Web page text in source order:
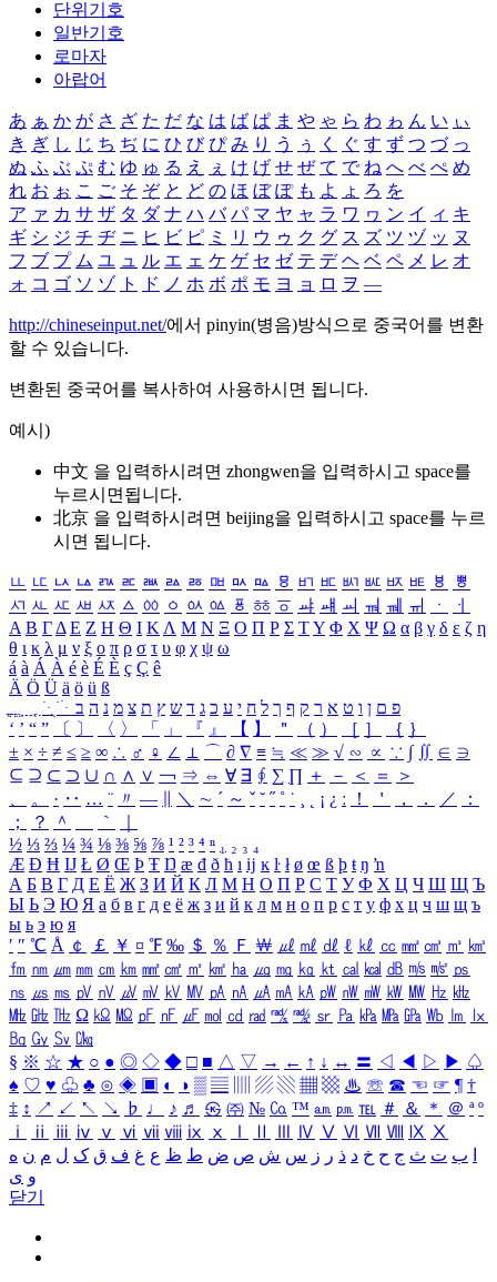
단위기호
일반기호
로마자
아랍어
あ ぁ か が さ ざ た だ な は ば ぱ ま や ゃ ら わ ゎ ん い ぃ
き ぎ し じ ち ぢ に ひ び ぴ み り う ぅ く ぐ す ず つ づ っ
ぬ ふ ぶ ぷ む ゆ ゅ る え ぇ け げ せ ぜ て で ね へ べ ぺ め
れ お ぉ こ ご そ ぞ と ど の ほ ぼ ぽ も よ ょ ろ を
ア ァ カ サ ザ タ ダ ナ ハ バ パ マ ヤ ャ ラ ワ ヮ ン イ ィ キ
ギ シ ジ チ ヂ ニ ヒ ビ ピ ミ リ ウ ゥ ク グ ス ズ ツ ヅ ッ ヌ
フ ブ プ ム ユ ュ ル エ ェ ケ ゲ セ ゼ テ デ ヘ ベ ペ メ レ オ
ォ コ ゴ ソ ゾ ト ド ノ ホ ボ ポ モ ヨ ョ ロ ヲ ―
http://chineseinput.net/에서 pinyin(병음)방식으로 중국어를 변환
할 수 있습니다.
변환된 중국어를 복사하여 사용하시면 됩니다.
예시)
中文 을 입력하시려면 zhongwen을 입력하시고 space를
누르시면됩니다.
北京 을 입력하시려면 beijing을 입력하시고 space를 누르
시면 됩니다.
ㅥ ㅦ ㅧ ㅨ ㅩ ㅪ ㅫ ㅬ ㅭ ㅮ ㅯ ㅰ ㅱ ㅲ ㅳ ㅴ ㅵ ㅶ ㅷ ㅸ
ㅹ
ㅺ ㅻ ㅼ ㅽ ㅾ ㅿ ㆀ ㆁ ㆂ ㆃ ㆄ ㆅ ㆆ ㆇ ㆈ ㆉ ㆊ ㆋ ㆌ ㆍ
ㆎ
Α Β ΓΔ Ε Ζ Η Θ Ι ΚΛ Μ Ν Ξ Ο Π Ρ Σ ΤΥ Φ Χ Ψ Ω α β γ δ ε ζ η
θ ι κ λ μ ν ξ ο π ρ σ τ υ φ χ ψ ω
á à Á À é è É È ç Ç ê
Ä Ö Ü ä ö ü ß
ִֶֹ ֻּ ׁׂ פ ם ן ו ט א ר ק ף ך ל ח י ע כ ג ד ש ץ ת צ מ נ ה ב
‘ ’ “ ” 〔 〕 〈 〉 「 」 『 』 【 】 ＂ （ ） ［ ］ ｛ ｝
± × ÷ ≠ ≤ ≥ ∞ ∴ ♂ ♀ ∠ ⊥ ⌒ ∂ ∇ ≡ ≒ ≪ ≫ √ ∽ ∝ ∵ ∫ ∬ ∈ ∋
⊆ ⊇ ⊂ ⊃ ∪ ∩ ∧ ∨ ￢ ⇒ ⇔ ∀ ∃ ∮ ∑ ∏ ＋ － ＜ ＝
＞
、
。 · ‥ … ¨ 〃 ― ＼ ∼ ´ ～ ˇ ˘ ˝ ˚ ˙ ¸ ¡ ¿ ː ！ ＇ ， ． ／
：
；
？ ＾ ｀
½ ⅓ ⅔ ¼ ¾ ⅛ ⅜ ⅝ ⅞ ¹ ² ³ ⁴ ⁿ ₁ ₂ ₃ ₄
Æ Ð Ħ Ĳ Ł Ø Œ Þ Ŧ Ŋ æ đ ð ħ ı ĳ ĸ ŀ ł ø œ ß þ ŧ ŋ ŉ
А Б В Г Д Е Ё Ж З И Й К Л М Н О П Р С Т У Ф Х Ц Ч Ш Щ Ъ
Ы Ь Э Ю Я а б в г д е ё ж з и й к л м н о п р с т у ф х ц ч ш щ ъ
ы ь э ю я
′ ″ ℃ Å ￠ ￡ ￥ ¤ ℉ ‰ ＄ ％ Ｆ ￦ ㎕ ㎖ ㎗ ℓ ㎘ ㏄ ㎣ ㎤ ㎥ ㎦
㎙ ㎚ ㎛ ㎜ ㎝ ㎞ ㎟ ㎠ ㎡ ㎢ ㏊ ㎍ ㎎ ㎏ ㏏ ㎈ ㎉ ㏈ ㎧ ㎨ ㎰
㎱ ㎲ ㎳ ㎴ ㎵ ㎶ ㎷ ㎸ ㎹ ㎀ ㎁ ㎂ ㎃ ㎄ ㎺ ㎻ ㎽ ㎾ ㎿ ㎐ ㎑
㎒ ㎓ ㎔ Ω ㏀ ㏁ ㎊ ㎋ ㎌ ㏖ ㏅ ㎭ ㎮ ㎯ ㏛ ㎩ ㎪ ㎫ ㎬ ㏝ ㏐
㏓
㏃ ㏉ ㏜ ㏆
§ ※ ☆ ★ ○ ● ◎ ◇ ◆ □ ■ △ ▽ → ← ↑ ↓ ↔ 〓 ◁ ◀ ▷ ▶ ♤
♠ ♡ ♥ ♧ ♣ ⊙ ◈ ▣ ◐ ◑ ▒ ▤ ▨ ▧ ▦ ▩ ♨ ☏ ☎ ☜ ☞ ¶ †
‡ ↕ ↗ ↙ ↖ ↘ ♭ ♩ ♪ ♬ ㉿ ㈜ № ㏇ ™ ㏂ ㏘ ℡ ＃ ＆ ＊ ＠ ª º
ⅰ
ⅱ ⅲ ⅳ ⅴ ⅵ ⅶ ⅷ ⅸ ⅹ Ⅳ Ⅴ Ⅵ Ⅶ Ⅷ Ⅸ Ⅹ
ب ت ث ج ح خ د ذ ر ز س ش ص ض ط ظ ع غ ف ق ک ل م ن ه
و ی
닫기